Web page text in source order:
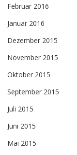
Februar 2016
Januar 2016
Dezember 2015
November 2015
Oktober 2015
September 2015
Juli 2015
Juni 2015
Mai 2015